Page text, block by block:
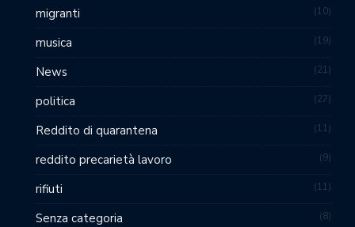
migranti 10
musica 19
News 21
politica 27
Reddito di quarantena 11
reddito precarietà lavoro 9
rifiuti 11
Senza categoria 8